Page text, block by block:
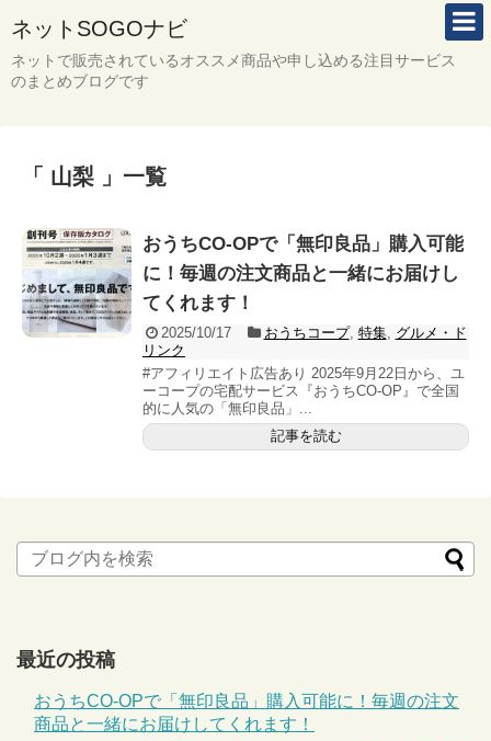
ネットSOGOナビ
ネットで販売されているオススメ商品や申し込める注目サービス
のまとめブログです
「 山梨 」一覧
おうちCO-OPで「無印良品」購入可能
に！毎週の注文商品と一緒にお届けし
てくれます！
2025/10/17 おうちコープ, 特集, グルメ・ド
リンク
#アフィリエイト広告あり 2025年9月22日から、ユ
ーコープの宅配サービス『おうちCO-OP』で全国
的に人気の「無印良品」...
記事を読む
最近の投稿
おうちCO-OPで「無印良品」購入可能に！毎週の注文
商品と一緒にお届けしてくれます！